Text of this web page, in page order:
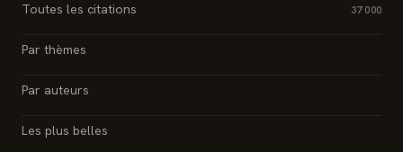
Toutes les citations 37 000
Par thèmes
Par auteurs
Les plus belles